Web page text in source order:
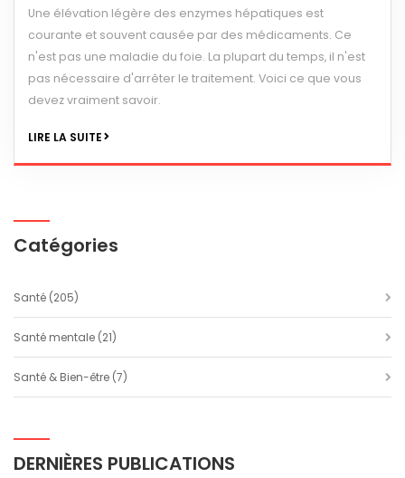
Une élévation légère des enzymes hépatiques est
courante et souvent causée par des médicaments. Ce
n'est pas une maladie du foie. La plupart du temps, il n'est
pas nécessaire d'arrêter le traitement. Voici ce que vous
devez vraiment savoir.
LIRE LA SUITE
Catégories
Santé (205)
Santé mentale (21)
Santé & Bien-être (7)
DERNIÈRES PUBLICATIONS